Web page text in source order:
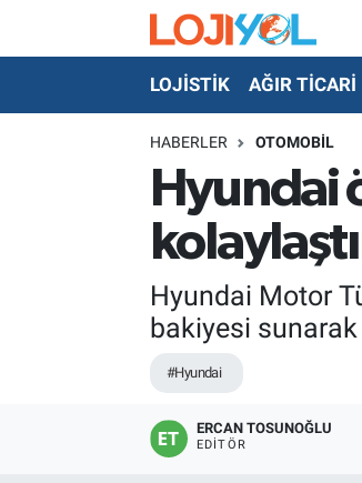
LOJİSTİK AĞIR TİCARİ
HABERLER OTOMOBİL
Hyundai
Hyundai Motor
bakiyesi
#Hyundai
ERCAN TOSUNOĞLU
EDITÖR
OTO-TEST